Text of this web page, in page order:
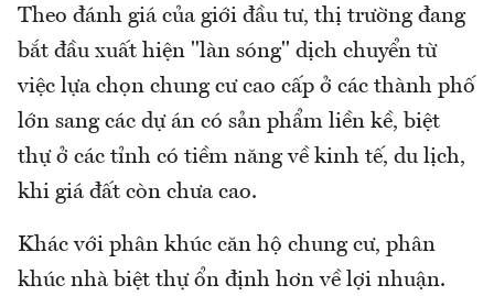
Theo đánh giá của giới đầu tư, thị trường đang
bắt đầu xuất hiện "làn sóng" dịch chuyển từ
việc lựa chọn chung cư cao cấp ở các thành phố
lớn sang các dự án có sản phẩm liền kề, biệt
thự ở các tỉnh có tiềm năng về kinh tế, du lịch,
khi giá đất còn chưa cao.
Khác với phân khúc căn hộ chung cư, phân
khúc nhà biệt thự ổn định hơn về lợi nhuận.